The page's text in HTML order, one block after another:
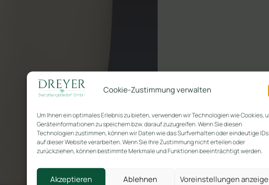
Cookie-Zustimmung verwalten
Um Ihnen ein optimales Erlebnis zu bieten, verwenden wir Technologien wie Cookies,
Geräteinformationen zu speichern bzw. darauf zuzugreifen. Wenn Sie diesen
Technologien zustimmen, können wir Daten wie das Surfverhalten oder eindeutige IDs
auf dieser Website verarbeiten. Wenn Sie Ihre Zustimmung nicht erteilen oder
zurückziehen, können bestimmte Merkmale und Funktionen beeinträchtigt werden.
Akzeptieren Ablehnen Voreinstellungen